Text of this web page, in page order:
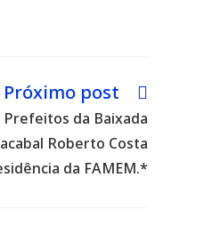
Próximo post
da Baixada
Roberto Costa
da FAMEM.*